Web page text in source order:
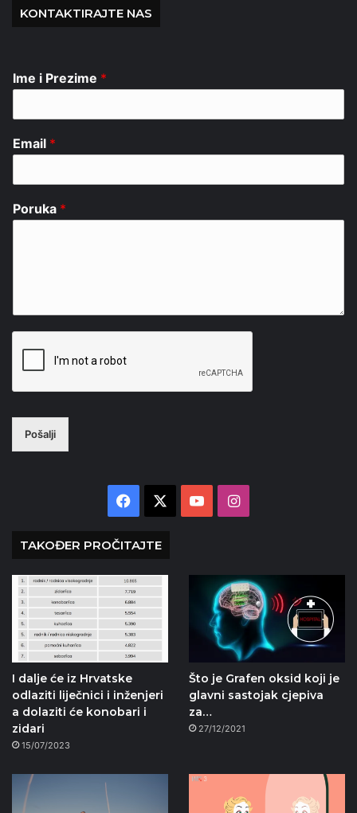
KONTAKTIRAJTE NAS
Ime i Prezime *
Email *
Poruka *
Pošalji
Facebook YouTubeInstagram
TAKOĐER PROČITAJTE
I dalje će iz Hrvatske
odlaziti liječnici i inženjeri
a dolaziti će konobari i
zidari
15/07/2023
Što je Grafen oksid koji je
glavni sastojak cjepiva
za…
27/12/2021